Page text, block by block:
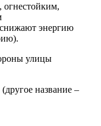
огнестойким,
снижают энергию
улицы
название –